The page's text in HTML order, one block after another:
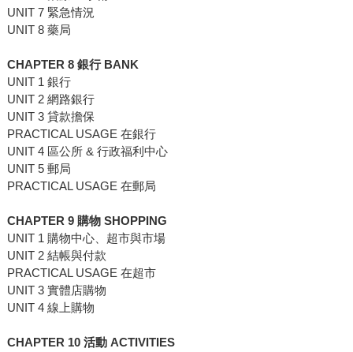
UNIT 7 緊急情況
UNIT 8 藥局
CHAPTER 8 銀行 BANK
UNIT 1 銀行
UNIT 2 網路銀行
UNIT 3 貸款擔保
PRACTICAL USAGE 在銀行
UNIT 4 區公所 & 行政福利中心
UNIT 5 郵局
PRACTICAL USAGE 在郵局
CHAPTER 9 購物 SHOPPING
UNIT 1 購物中心、超市與市場
UNIT 2 結帳與付款
PRACTICAL USAGE 在超市
UNIT 3 實體店購物
UNIT 4 線上購物
CHAPTER 10 活動 ACTIVITIES